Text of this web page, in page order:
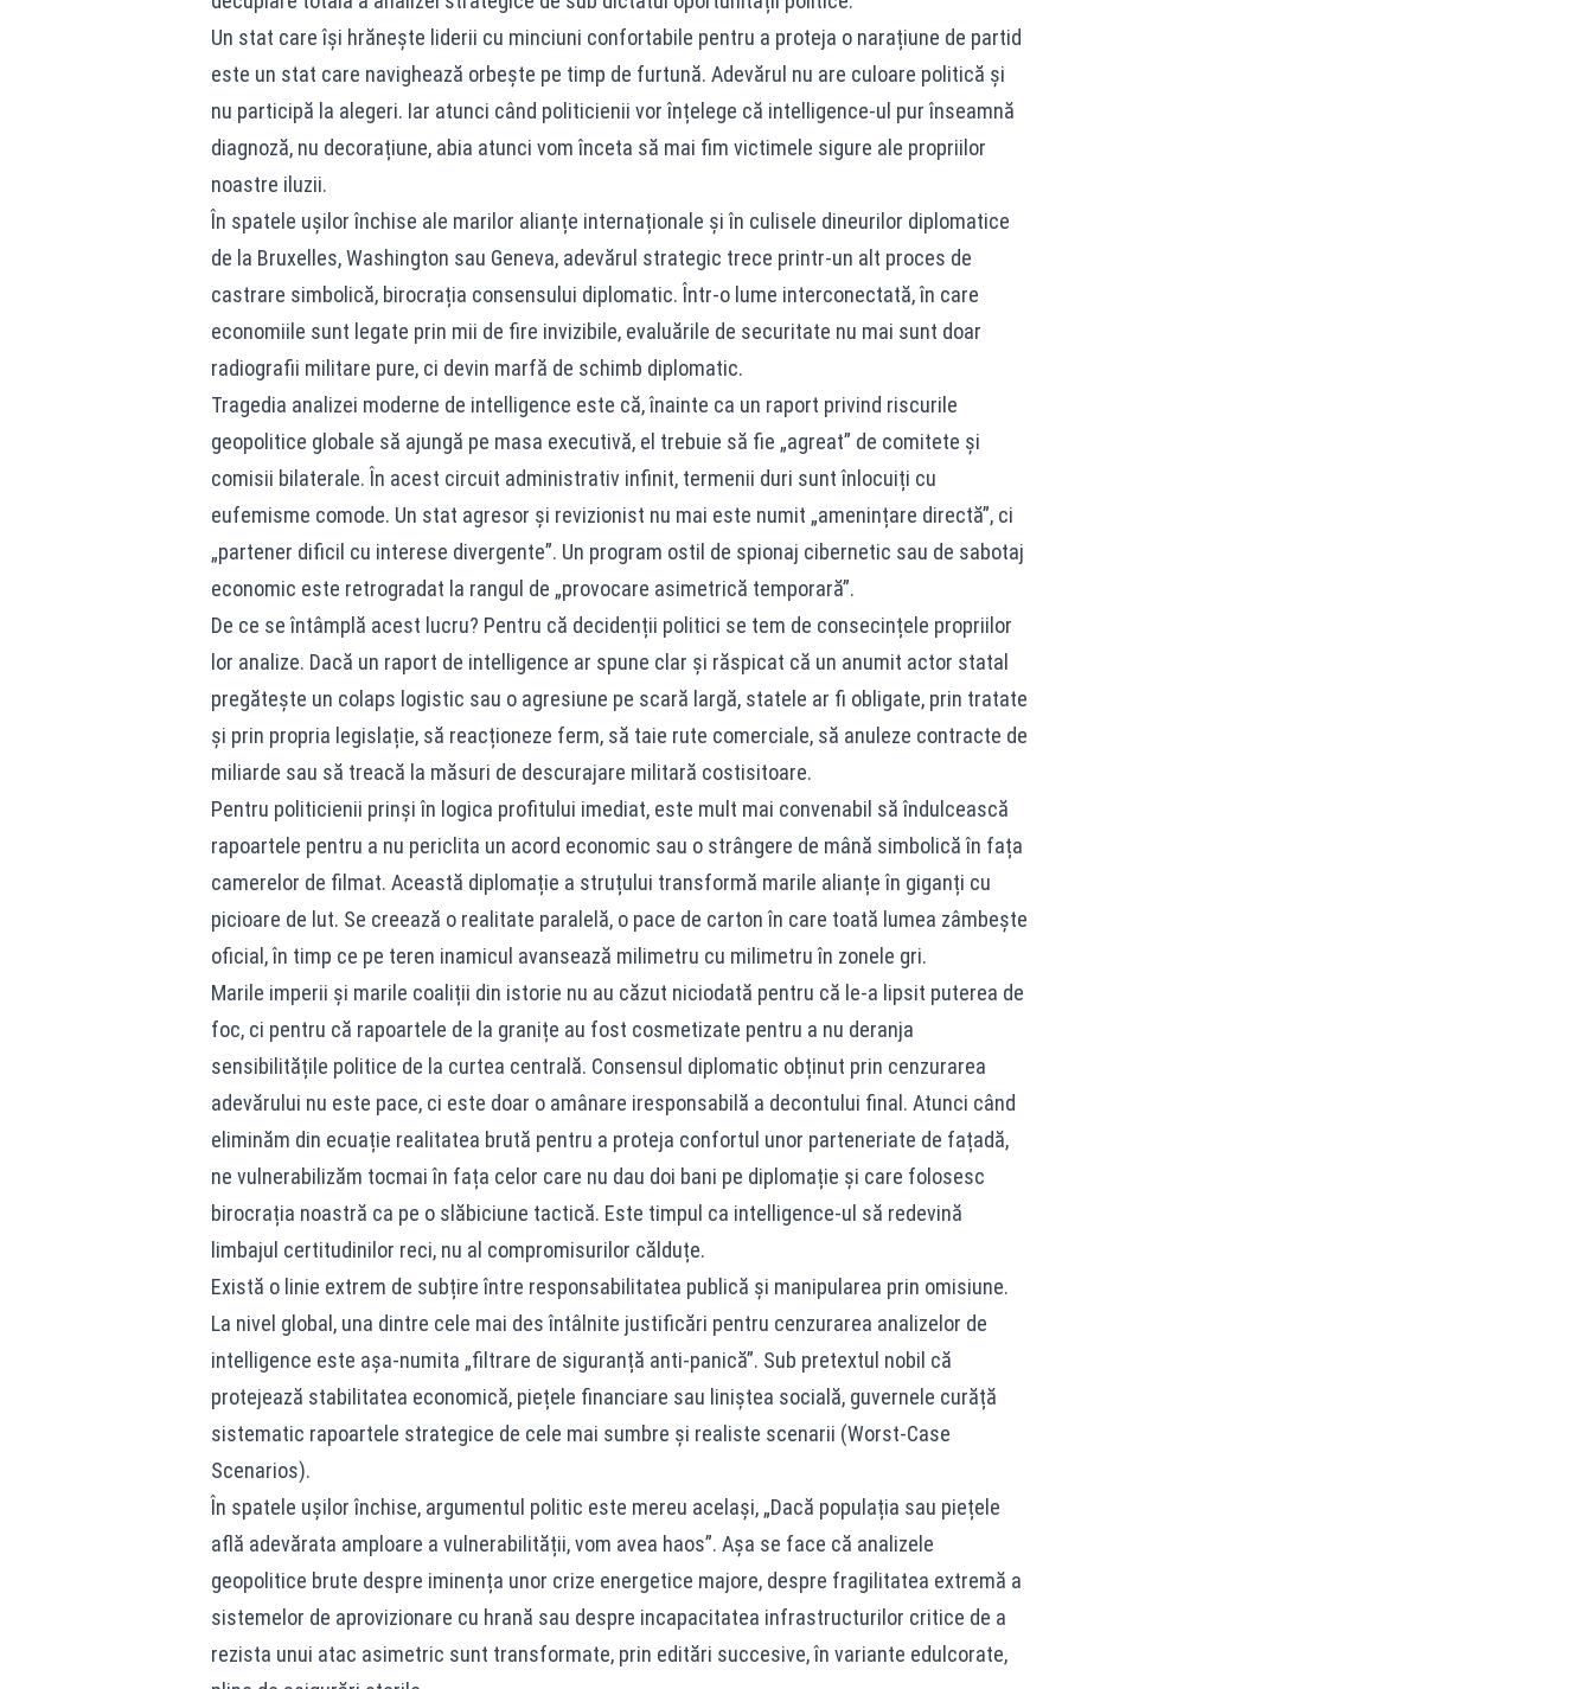
Un stat care își hrănește liderii cu minciuni confortabile pentru a proteja o narațiune de partid
este un stat care navighează orbește pe timp de furtună. Adevărul nu are culoare politică și
nu participă la alegeri. Iar atunci când politicienii vor înțelege că intelligence-ul pur înseamnă
diagnoză, nu decorațiune, abia atunci vom înceta să mai fim victimele sigure ale propriilor
noastre iluzii.
În spatele ușilor închise ale marilor alianțe internaționale și în culisele dineurilor diplomatice
de la Bruxelles, Washington sau Geneva, adevărul strategic trece printr-un alt proces de
castrare simbolică, birocrația consensului diplomatic. Într-o lume interconectată, în care
economiile sunt legate prin mii de fire invizibile, evaluările de securitate nu mai sunt doar
radiografii militare pure, ci devin marfă de schimb diplomatic.
Tragedia analizei moderne de intelligence este că, înainte ca un raport privind riscurile
geopolitice globale să ajungă pe masa executivă, el trebuie să fie „agreat” de comitete și
comisii bilaterale. În acest circuit administrativ infinit, termenii duri sunt înlocuiți cu
eufemisme comode. Un stat agresor și revizionist nu mai este numit „amenințare directă”, ci
„partener dificil cu interese divergente”. Un program ostil de spionaj cibernetic sau de sabotaj
economic este retrogradat la rangul de „provocare asimetrică temporară”.
De ce se întâmplă acest lucru? Pentru că decidenții politici se tem de consecințele propriilor
lor analize. Dacă un raport de intelligence ar spune clar și răspicat că un anumit actor statal
pregătește un colaps logistic sau o agresiune pe scară largă, statele ar fi obligate, prin tratate
și prin propria legislație, să reacționeze ferm, să taie rute comerciale, să anuleze contracte de
miliarde sau să treacă la măsuri de descurajare militară costisitoare.
Pentru politicienii prinși în logica profitului imediat, este mult mai convenabil să îndulcească
rapoartele pentru a nu periclita un acord economic sau o strângere de mână simbolică în fața
camerelor de filmat. Această diplomație a struțului transformă marile alianțe în giganți cu
picioare de lut. Se creează o realitate paralelă, o pace de carton în care toată lumea zâmbește
oficial, în timp ce pe teren inamicul avansează milimetru cu milimetru în zonele gri.
Marile imperii și marile coaliții din istorie nu au căzut niciodată pentru că le-a lipsit puterea de
foc, ci pentru că rapoartele de la granițe au fost cosmetizate pentru a nu deranja
sensibilitățile politice de la curtea centrală. Consensul diplomatic obținut prin cenzurarea
adevărului nu este pace, ci este doar o amânare iresponsabilă a decontului final. Atunci când
eliminăm din ecuație realitatea brută pentru a proteja confortul unor parteneriate de fațadă,
ne vulnerabilizăm tocmai în fața celor care nu dau doi bani pe diplomație și care folosesc
birocrația noastră ca pe o slăbiciune tactică. Este timpul ca intelligence-ul să redevină
limbajul certitudinilor reci, nu al compromisurilor călduțe.
Există o linie extrem de subțire între responsabilitatea publică și manipularea prin omisiune.
La nivel global, una dintre cele mai des întâlnite justificări pentru cenzurarea analizelor de
intelligence este așa-numita „filtrare de siguranță anti-panică”. Sub pretextul nobil că
protejează stabilitatea economică, piețele financiare sau liniștea socială, guvernele curăță
sistematic rapoartele strategice de cele mai sumbre și realiste scenarii (Worst-Case
Scenarios).
În spatele ușilor închise, argumentul politic este mereu același, „Dacă populația sau piețele
află adevărata amploare a vulnerabilității, vom avea haos”. Așa se face că analizele
geopolitice brute despre iminența unor crize energetice majore, despre fragilitatea extremă a
sistemelor de aprovizionare cu hrană sau despre incapacitatea infrastructurilor critice de a
rezista unui atac asimetric sunt transformate, prin editări succesive, în variante edulcorate,